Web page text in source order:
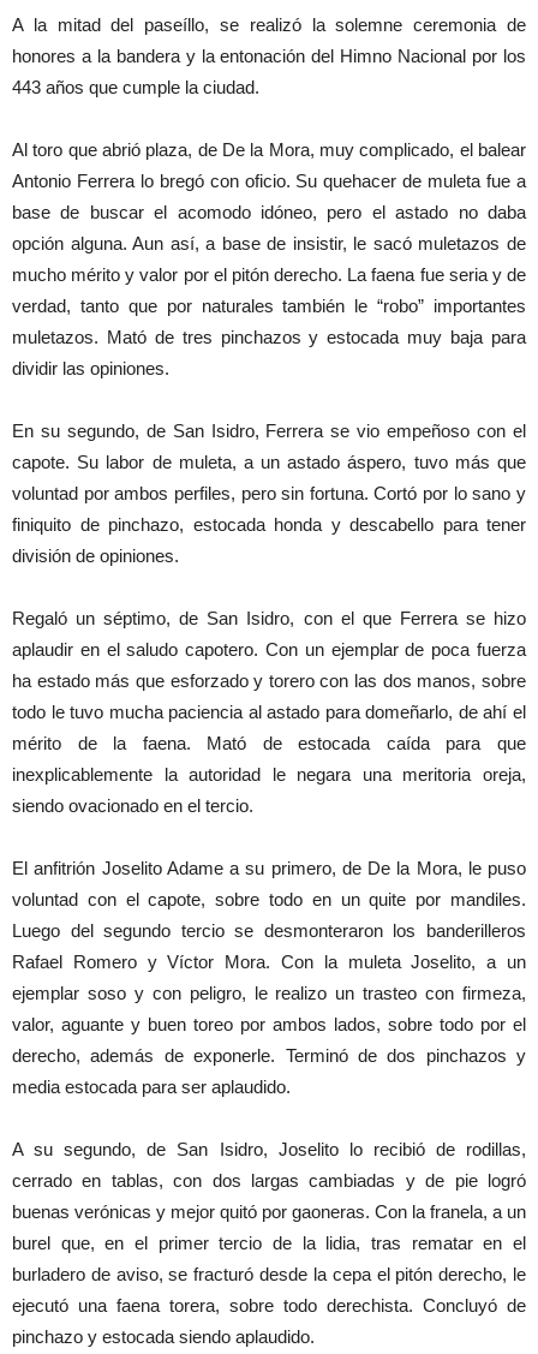
A la mitad del paseíllo, se realizó la solemne ceremonia de
honores a la bandera y la entonación del Himno Nacional por los
443 años que cumple la ciudad.
Al toro que abrió plaza, de De la Mora, muy complicado, el balear
Antonio Ferrera lo bregó con oficio. Su quehacer de muleta fue a
base de buscar el acomodo idóneo, pero el astado no daba
opción alguna. Aun así, a base de insistir, le sacó muletazos de
mucho mérito y valor por el pitón derecho. La faena fue seria y de
verdad, tanto que por naturales también le “robo” importantes
muletazos. Mató de tres pinchazos y estocada muy baja para
dividir las opiniones.
En su segundo, de San Isidro, Ferrera se vio empeñoso con el
capote. Su labor de muleta, a un astado áspero, tuvo más que
voluntad por ambos perfiles, pero sin fortuna. Cortó por lo sano y
finiquito de pinchazo, estocada honda y descabello para tener
división de opiniones.
Regaló un séptimo, de San Isidro, con el que Ferrera se hizo
aplaudir en el saludo capotero. Con un ejemplar de poca fuerza
ha estado más que esforzado y torero con las dos manos, sobre
todo le tuvo mucha paciencia al astado para domeñarlo, de ahí el
mérito de la faena. Mató de estocada caída para que
inexplicablemente la autoridad le negara una meritoria oreja,
siendo ovacionado en el tercio.
El anfitrión Joselito Adame a su primero, de De la Mora, le puso
voluntad con el capote, sobre todo en un quite por mandiles.
Luego del segundo tercio se desmonteraron los banderilleros
Rafael Romero y Víctor Mora. Con la muleta Joselito, a un
ejemplar soso y con peligro, le realizo un trasteo con firmeza,
valor, aguante y buen toreo por ambos lados, sobre todo por el
derecho, además de exponerle. Terminó de dos pinchazos y
media estocada para ser aplaudido.
A su segundo, de San Isidro, Joselito lo recibió de rodillas,
cerrado en tablas, con dos largas cambiadas y de pie logró
buenas verónicas y mejor quitó por gaoneras. Con la franela, a un
burel que, en el primer tercio de la lidia, tras rematar en el
burladero de aviso, se fracturó desde la cepa el pitón derecho, le
ejecutó una faena torera, sobre todo derechista. Concluyó de
pinchazo y estocada siendo aplaudido.